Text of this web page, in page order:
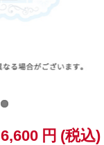
6,600 円 (税込)